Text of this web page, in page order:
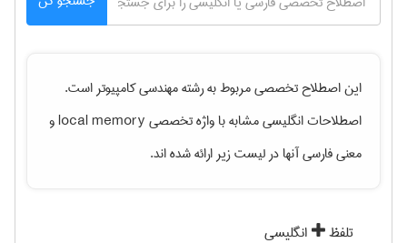
این اصطلاح تخصصی مربوط به رشتهمهندسی كامپيوتراست.
اصطلاحات انگلیسی مشابه با واژه تخصصیlocal memoryو
معنی فارسی آنها در لیست زیر ارائه شده اند.
تلفظ
انگلیسی